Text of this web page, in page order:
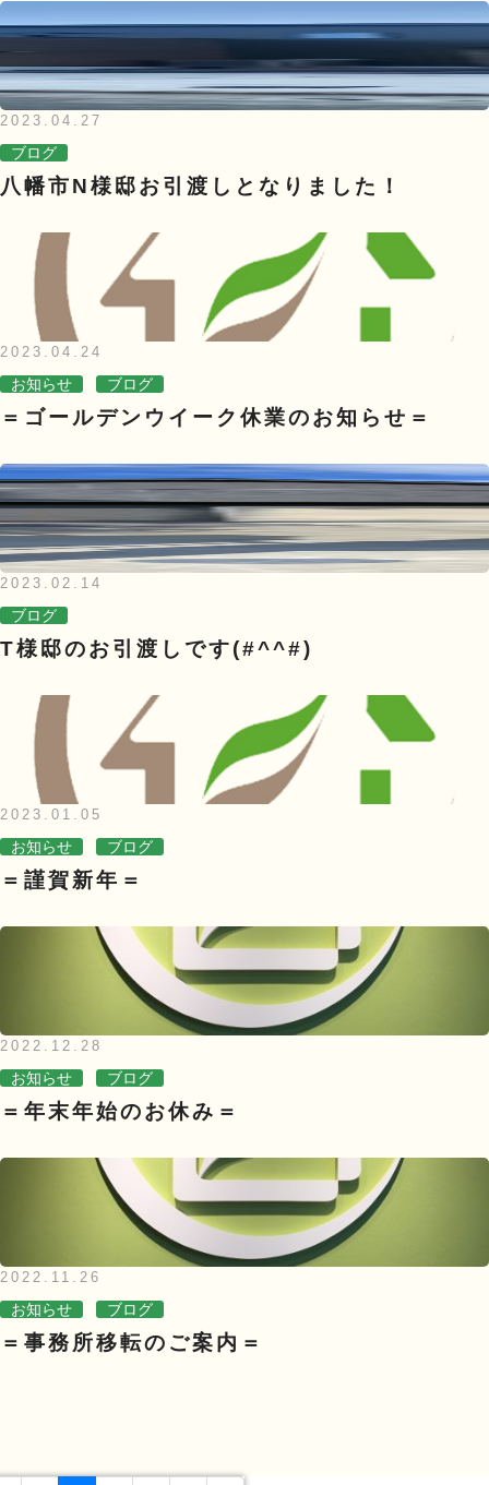
2023.04.27
ブログ
八幡市N様邸お引渡しとなりました！
2023.04.24
お知らせ ブログ
＝ゴールデンウイーク休業のお知らせ＝
2023.02.14
ブログ
T様邸のお引渡しです(#^^#)
2023.01.05
お知らせ ブログ
＝謹賀新年＝
2022.12.28
お知らせ ブログ
＝年末年始のお休み＝
2022.11.26
お知らせ ブログ
＝事務所移転のご案内＝